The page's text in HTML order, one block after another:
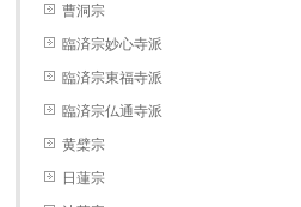
曹洞宗
臨済宗妙心寺派
臨済宗東福寺派
臨済宗仏通寺派
黄檗宗
日蓮宗